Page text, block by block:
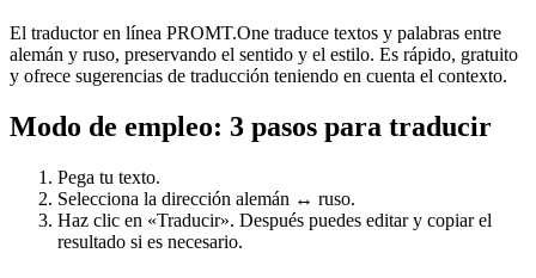
El traductor en línea PROMT.One traduce textos y palabras entre
alemán y ruso, preservando el sentido y el estilo. Es rápido, gratuito
y ofrece sugerencias de traducción teniendo en cuenta el contexto.
Modo de empleo: 3 pasos para traducir
Pega tu texto.
Selecciona la dirección alemán ↔ ruso.
Haz clic en «Traducir». Después puedes editar y copiar el
resultado si es necesario.